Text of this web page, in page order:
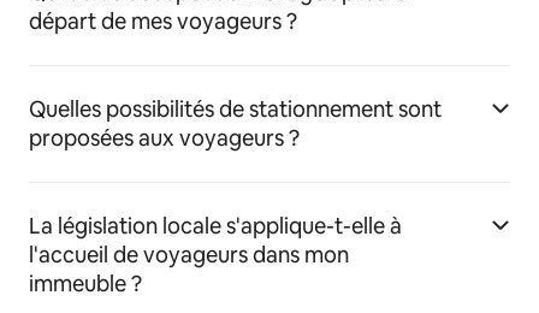
départ de mes voyageurs ?
Quelles possibilités de stationnement sont
proposées aux voyageurs ?
La législation locale s'applique-t-elle à
l'accueil de voyageurs dans mon
immeuble ?